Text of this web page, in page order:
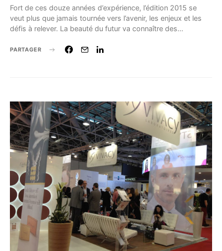
Fort de ces douze années d’expérience, l’édition 2015 se
veut plus que jamais tournée vers l’avenir, les enjeux et les
défis à relever. La beauté du futur va connaître des…
PARTAGER